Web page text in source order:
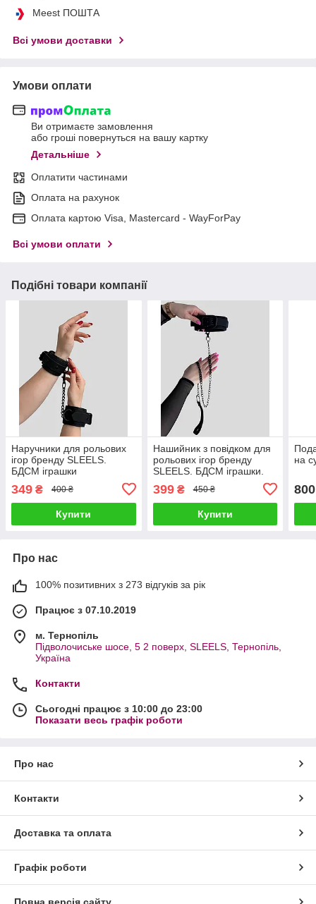
Meest ПОШТА
Всі умови доставки
Умови оплати
Ви отримаєте замовлення
або гроші повернуться на вашу картку
Детальніше
Оплатити частинами
Оплата на рахунок
Оплата картою Visa, Mastercard - WayForPay
Всі умови оплати
Подібні товари компанії
Наручники для рольових
ігор бренду SLEELS.
БДСМ іграшки
349 ₴ 400 ₴
Купити
Нашийник з повідком для
рольових ігор бренду
SLEELS. БДСМ іграшки.
399₴ 450 ₴
Купити
на
800
Про нас
100% позитивних з 273 відгуків за рік
Працює з 07.10.2019
м. Тернопіль
Підволочиське шосе, 5 2 поверх, SLEELS, Тернопіль,
Україна
Контакти
Сьогодні працює з 10:00 до 23:00
Показати весь графік роботи
Про нас
Контакти
Доставка та оплата
Графік роботи